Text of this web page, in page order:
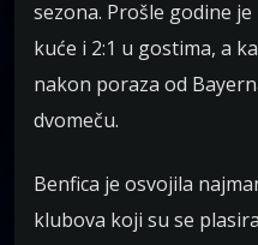
sezona. Prošle godine
kuće i 2:1 u gostima, a
nakon poraza od
dvomeču.
Benfica je osvojila
klubova koji su se